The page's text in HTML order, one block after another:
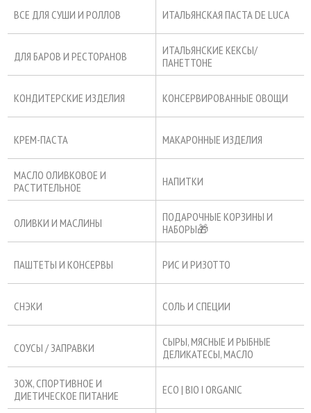
ВСЕ ДЛЯ СУШИ И РОЛЛОВ ИТАЛЬЯНСКАЯ ПАСТА DE LUCA
ДЛЯ БАРОВ И РЕСТОРАНОВ
ИТАЛЬЯНСКИЕ КЕКСЫ/
ПАНЕТТОНЕ
КОНДИТЕРСКИЕ ИЗДЕЛИЯ КОНСЕРВИРОВАННЫЕ ОВОЩИ
КРЕМ-ПАСТА МАКАРОННЫЕ ИЗДЕЛИЯ
МАСЛО ОЛИВКОВОЕ И
РАСТИТЕЛЬНОЕ
НАПИТКИ
ОЛИВКИ И МАСЛИНЫ
ПОДАРОЧНЫЕ КОРЗИНЫ И
НАБОРЫ🎁
ПАШТЕТЫ И КОНСЕРВЫ РИС И РИЗОТТО
СНЭКИ СОЛЬ И СПЕЦИИ
СОУСЫ / ЗАПРАВКИ
СЫРЫ, МЯСНЫЕ И РЫБНЫЕ
ДЕЛИКАТЕСЫ, МАСЛО
ЗОЖ, СПОРТИВНОЕ И
ДИЕТИЧЕСКОЕ ПИТАНИЕ
ECO | BIO I ORGANIC